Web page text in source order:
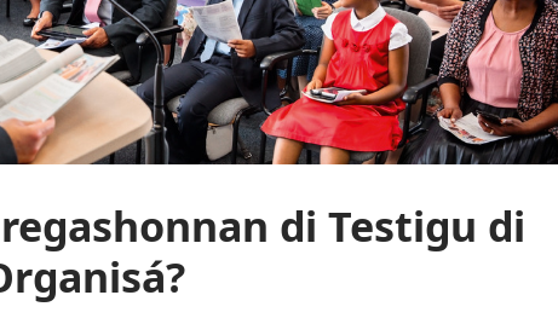
di Testigu di